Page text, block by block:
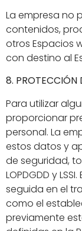
La empresa no
contenidos,
otros Espacios
con destino al
8. PROTECCIÓN
Para utilizar
proporcionar
personal. La
estos datos y
de seguridad,
LOPDGDD y
seguida en el
como el
previamente